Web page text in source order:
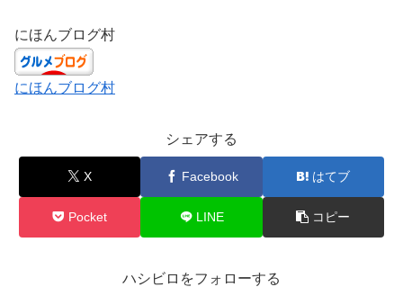
にほんブログ村
にほんブログ村
シェアする
X Facebook はてブ
Pocket LINE コピー
ハシビロをフォローする